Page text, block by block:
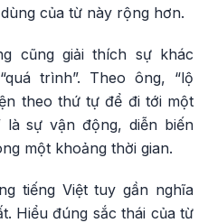
của từ này rộng hơn.
cũng giải thích sự khác
trình”. Theo ông, “lộ
theo thứ tự để đi tới một
là sự vận động, diễn biến
một khoảng thời gian.
tiếng Việt tuy gần nghĩa
Hiểu đúng sắc thái của từ